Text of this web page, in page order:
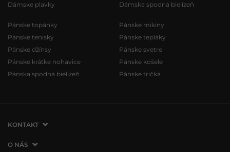
Dámske plavky
Dámska spodná bielizeň
Pánske topánky
Pánske tenisky
Pánske džínsy
Pánske krátke nohavice
Pánska spodná bielizeň
Pánske mikiny
Pánske tepláky
Pánske svetre
Pánske košele
Pánske tričká
KONTAKT
VERMONT Services Slovakia s. r. o.
O NÁS